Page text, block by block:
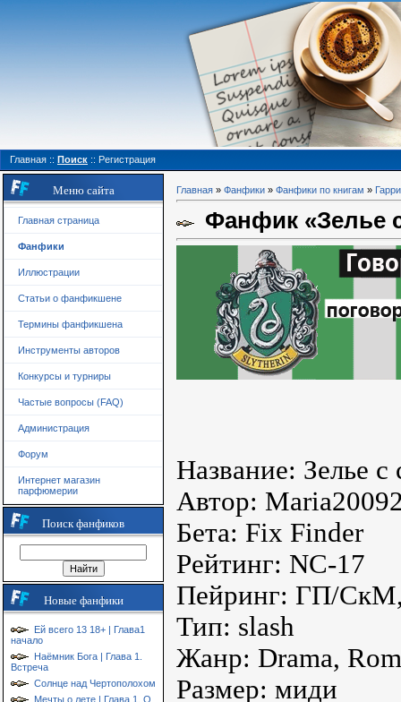
Главная :: Поиск :: Регистрация
Меню сайта
Главная страница
Фанфики
Иллюстрации
Статьи о фанфикшене
Термины фанфикшена
Инструменты авторов
Конкурсы и турниры
Частые вопросы (FAQ)
Администрация
Форум
Интернет магазин
парфюмерии
Поиск фанфиков
Новые фанфики
Ей всего 13 18+ | Глава1
начало
Наёмник Бога | Глава 1.
Встреча
Солнце над Чертополохом
Мечты о лете | Глава 1. О
Главная » Фанфики » Фанфики по книгам »
Фанфик «Зелье
Название: Зелье
Автор:
Бета: Fix Finder
Рейтинг: NC-17
Пейринг: ГП/
Тип: slash
Жанр: Drama,
Размер: миди